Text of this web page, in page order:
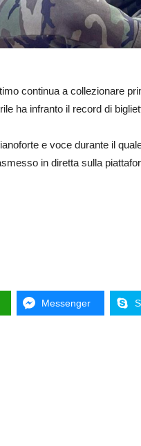
continua a collezionare
ha infranto il record di
e voce durante il
in diretta sulla
Messenger